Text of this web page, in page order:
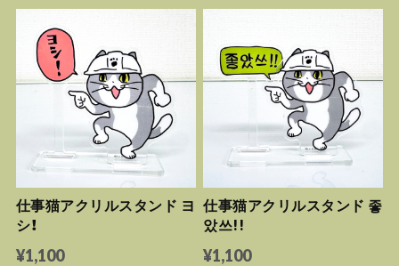
仕事猫アクリルスタンド ヨ
シ！
¥1,100
仕事猫アクリルスタンド 좋
았쓰!!
¥1,100